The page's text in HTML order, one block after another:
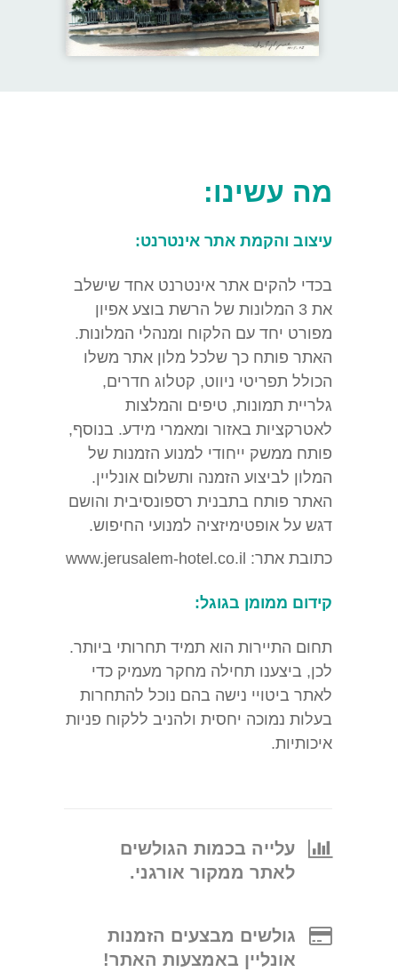
מה עשינו:
עיצוב והקמת אתר אינטרנט:
בכדי להקים אתר אינטרנט אחד שישלב
את 3 המלונות של הרשת בוצע אפיון
מפורט יחד עם הלקוח ומנהלי המלונות.
האתר פותח כך שלכל מלון אתר משלו
הכולל תפריטי ניווט, קטלוג חדרים,
גלריית תמונות, טיפים והמלצות
לאטרקציות באזור ומאמרי מידע. בנוסף,
פותח ממשק ייחודי למנוע הזמנות של
המלון לביצוע הזמנה ותשלום אונליין.
האתר פותח בתבנית רספונסיבית והושם
דגש על אופטימיזציה למנועי החיפוש.
כתובת אתר: www.jerusalem-hotel.co.il
קידום ממומן בגוגל:
תחום התיירות הוא תמיד תחרותי ביותר.
לכן, ביצענו תחילה מחקר מעמיק כדי
לאתר ביטויי נישה בהם נוכל להתחרות
בעלות נמוכה יחסית ולהניב ללקוח פניות
איכותיות.
עלייה בכמות הגולשים
לאתר ממקור אורגני.
גולשים מבצעים הזמנות
אונליין באמצעות האתר!